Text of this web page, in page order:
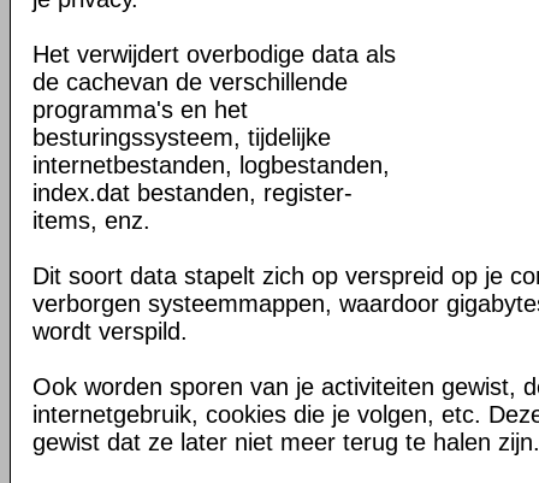
Het verwijdert overbodige data als
de cachevan de verschillende
programma's en het
besturingssysteem, tijdelijke
internetbestanden, logbestanden,
index.dat bestanden, register-
items, enz.
Dit soort data stapelt zich op verspreid op je
verborgen systeemmappen, waardoor
wordt verspild.
Ook worden sporen van je activiteiten gewist,
internetgebruik, cookies die je volgen, etc.
gewist dat ze later niet meer terug te halen zijn.